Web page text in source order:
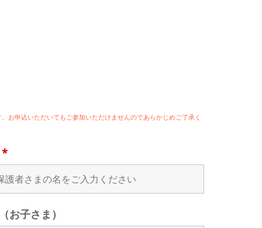
お申込いただいてもご参加いただけませんのであらかじめご了承く
*
お子さま）